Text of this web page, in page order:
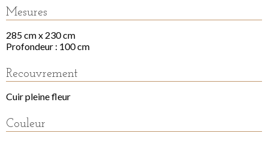
Mesures
285 cm x 230 cm
Profondeur : 100 cm
Recouvrement
Cuir pleine fleur
Couleur